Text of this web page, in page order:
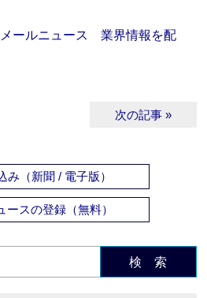
ールニュース 業界情報を配
次の記事 »
み（新聞 / 電子版）
ースの登録（無料）
検 索